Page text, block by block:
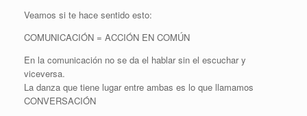
Veamos si te hace sentido esto:
COMUNICACIÓN = ACCIÓN EN COMÚN
En la comunicación no se da el hablar sin el escuchar y
viceversa.
La danza que tiene lugar entre ambas es lo que llamamos
CONVERSACIÓN